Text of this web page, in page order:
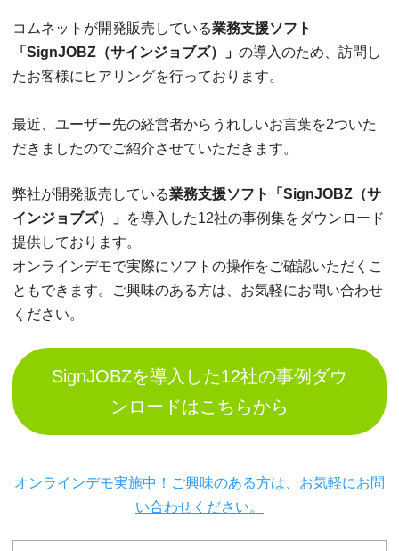
コムネットが開発販売している業務支援ソフト
「SignJOBZ（サインジョブズ）」 の導入のため、訪問し
たお客様にヒアリングを行っております。
最近、ユーザー先の経営者からうれしいお言葉を2ついた
だきましたのでご紹介させていただきます。
弊社が開発販売している業務支援ソフト「SignJOBZ（サ
インジョブズ）」 を導入した12社の事例集をダウンロード
提供しております。
オンラインデモで実際にソフトの操作をご確認いただくこ
ともできます。ご興味のある方は、お気軽にお問い合わせ
ください。
SignJOBZを導入した12社の事例ダウ
ンロードはこちらから
オンラインデモ実施中！ご興味のある方は、お気軽にお問
い合わせください。